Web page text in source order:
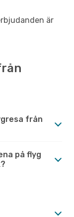
är
från
på flyg